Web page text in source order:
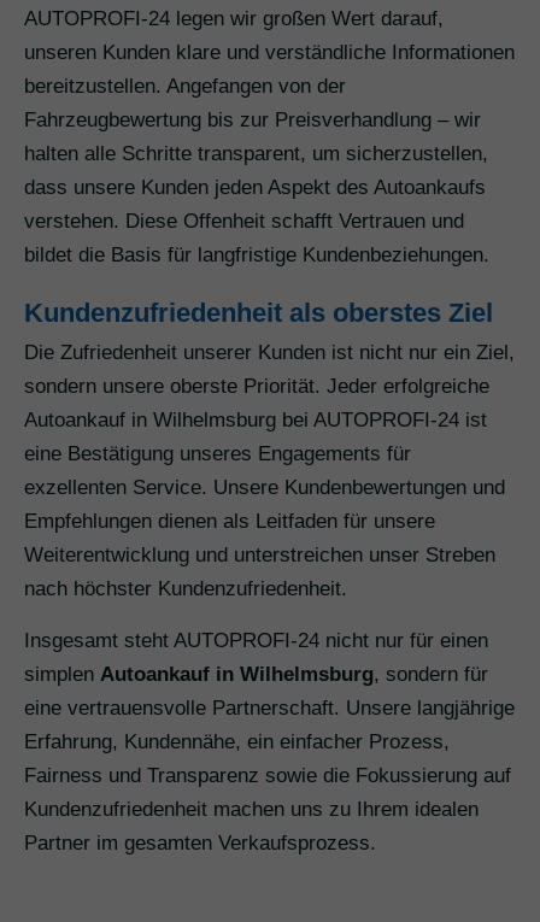
AUTOPROFI-24 legen wir großen Wert darauf,
unseren Kunden klare und verständliche Informationen
bereitzustellen. Angefangen von der
Fahrzeugbewertung bis zur Preisverhandlung – wir
halten alle Schritte transparent, um sicherzustellen,
dass unsere Kunden jeden Aspekt des Autoankaufs
verstehen. Diese Offenheit schafft Vertrauen und
bildet die Basis für langfristige Kundenbeziehungen.
Kundenzufriedenheit als oberstes Ziel
Die Zufriedenheit unserer Kunden ist nicht nur ein Ziel,
sondern unsere oberste Priorität. Jeder erfolgreiche
Autoankauf in Wilhelmsburg bei AUTOPROFI-24 ist
eine Bestätigung unseres Engagements für
exzellenten Service. Unsere Kundenbewertungen und
Empfehlungen dienen als Leitfaden für unsere
Weiterentwicklung und unterstreichen unser Streben
nach höchster Kundenzufriedenheit.
Insgesamt steht AUTOPROFI-24 nicht nur für einen
simplen Autoankauf in Wilhelmsburg, sondern für
eine vertrauensvolle Partnerschaft. Unsere langjährige
Erfahrung, Kundennähe, ein einfacher Prozess,
Fairness und Transparenz sowie die Fokussierung auf
Kundenzufriedenheit machen uns zu Ihrem idealen
Partner im gesamten Verkaufsprozess.